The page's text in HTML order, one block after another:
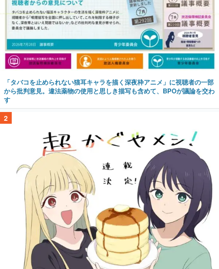
「タバコを止められない猫耳キャラを描く深夜枠アニメ」に視聴者の一部
から批判意見。違法薬物の使用と思しき描写も含めて、BPOが議論を交わ
す
2